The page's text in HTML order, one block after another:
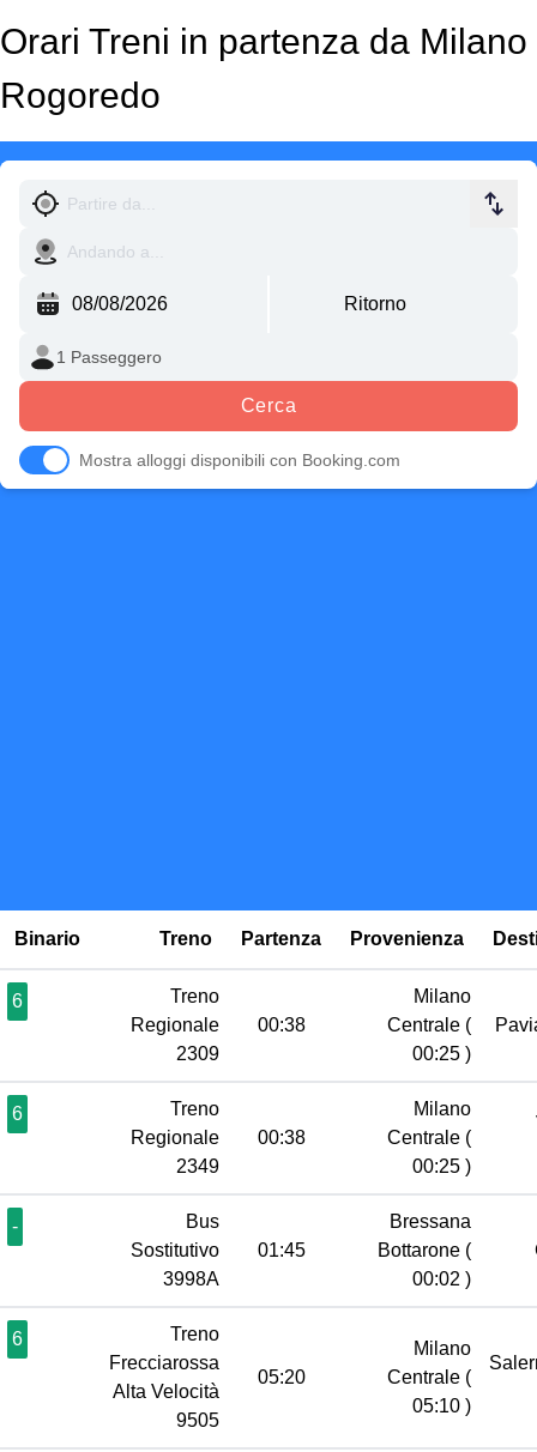
Orari Treni in partenza da Milano
Rogoredo
Cerca
Mostra alloggi disponibili con Booking.com
Binario Treno Partenza Provenienza
6
Treno
Regionale
2309
00:38
Milano
Centrale (
00:25 )
6
Treno
Regionale
2349
00:38
Milano
Centrale (
00:25 )
-
Bus
Sostitutivo
3998A
01:45
Bressana
Bottarone (
00:02 )
6
Treno
Frecciarossa
Alta Velocità
9505
05:20
Milano
Centrale (
05:10 )